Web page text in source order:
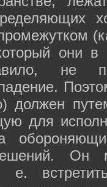
они в
не
должен
для
Он